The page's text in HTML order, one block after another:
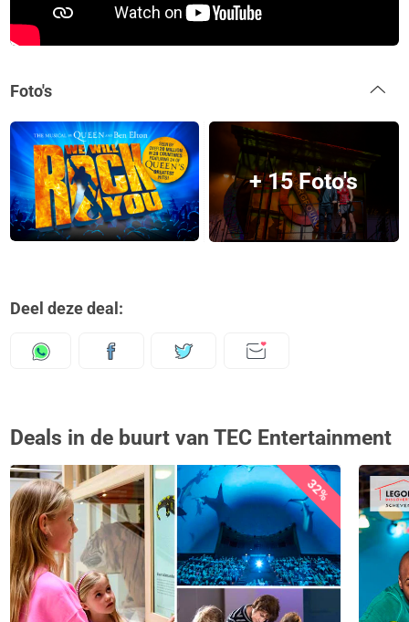
Foto's
+ 15 Foto's
Deel deze deal:
Deals in de buurt van TEC Entertainment
32%